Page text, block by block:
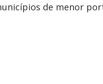
de menor